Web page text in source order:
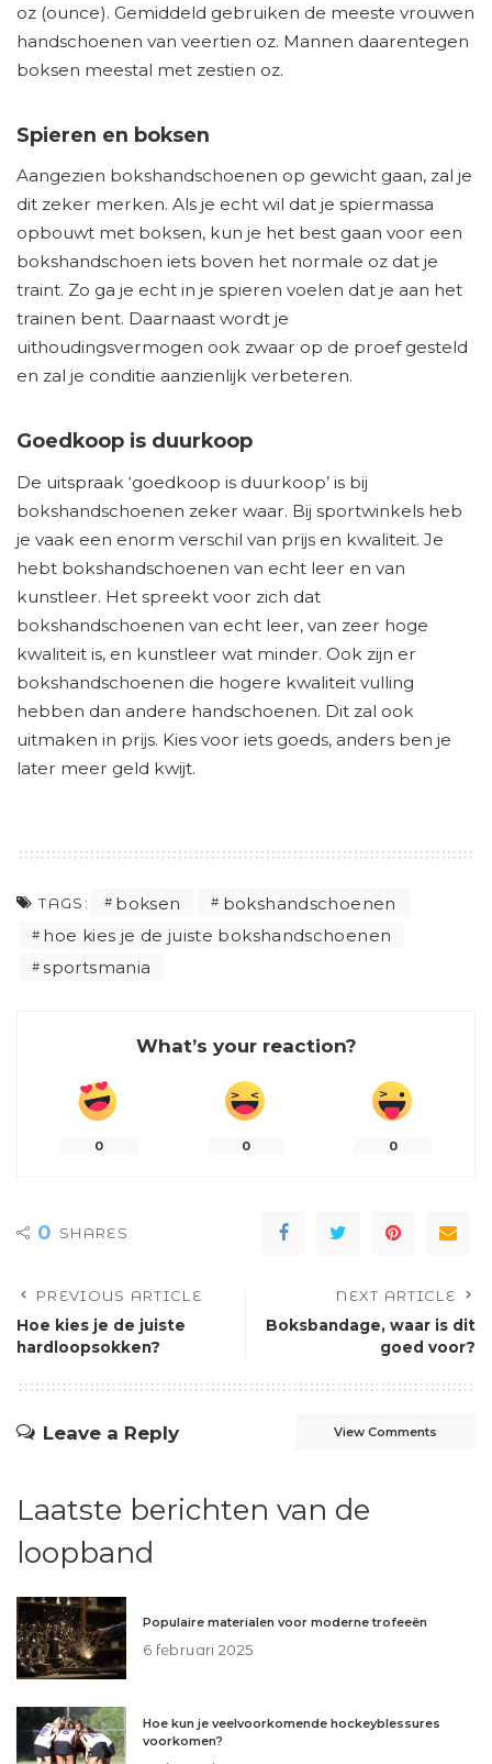
oz (ounce). Gemiddeld gebruiken de meeste vrouwen
handschoenen van veertien oz. Mannen daarentegen
boksen meestal met zestien oz.
Spieren en boksen
Aangezien bokshandschoenen op gewicht gaan, zal je
dit zeker merken. Als je echt wil dat je spiermassa
opbouwt met boksen, kun je het best gaan voor een
bokshandschoen iets boven het normale oz dat je
traint. Zo ga je echt in je spieren voelen dat je aan het
trainen bent. Daarnaast wordt je
uithoudingsvermogen ook zwaar op de proef gesteld
en zal je conditie aanzienlijk verbeteren.
Goedkoop is duurkoop
De uitspraak ‘goedkoop is duurkoop’ is bij
bokshandschoenen zeker waar. Bij sportwinkels heb
je vaak een enorm verschil van prijs en kwaliteit. Je
hebt bokshandschoenen van echt leer en van
kunstleer. Het spreekt voor zich dat
bokshandschoenen van echt leer, van zeer hoge
kwaliteit is, en kunstleer wat minder. Ook zijn er
bokshandschoenen die hogere kwaliteit vulling
hebben dan andere handschoenen. Dit zal ook
uitmaken in prijs. Kies voor iets goeds, anders ben je
later meer geld kwijt.
TAGS: boksen
bokshandschoenen
hoe kies je de juiste bokshandschoenen
sportsmania
What’s your reaction?
0 0 0
0 SHARES
PREVIOUS ARTICLE
Hoe kies je de juiste
hardloopsokken?
NEXT ARTICLE
Boksbandage, waar is dit
goed voor?
Leave a Reply View Comments
Laatste berichten van de
loopband
Populaire materialen voor moderne trofeeën
6 februari 2025
Hoe kun je veelvoorkomende hockeyblessures
voorkomen?